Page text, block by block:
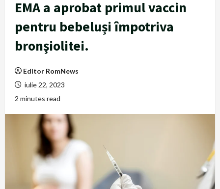
EMA a aprobat primul vaccin
pentru bebeluși împotriva
bronşiolitei.
Editor RomNews
iulie 22, 2023
2 minutes read